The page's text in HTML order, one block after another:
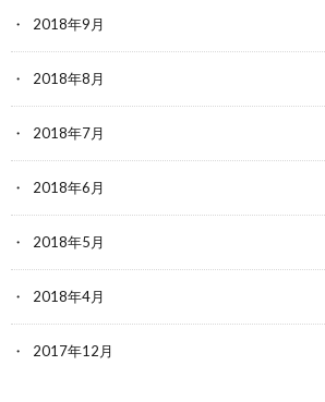
2018年9月
2018年8月
2018年7月
2018年6月
2018年5月
2018年4月
2017年12月